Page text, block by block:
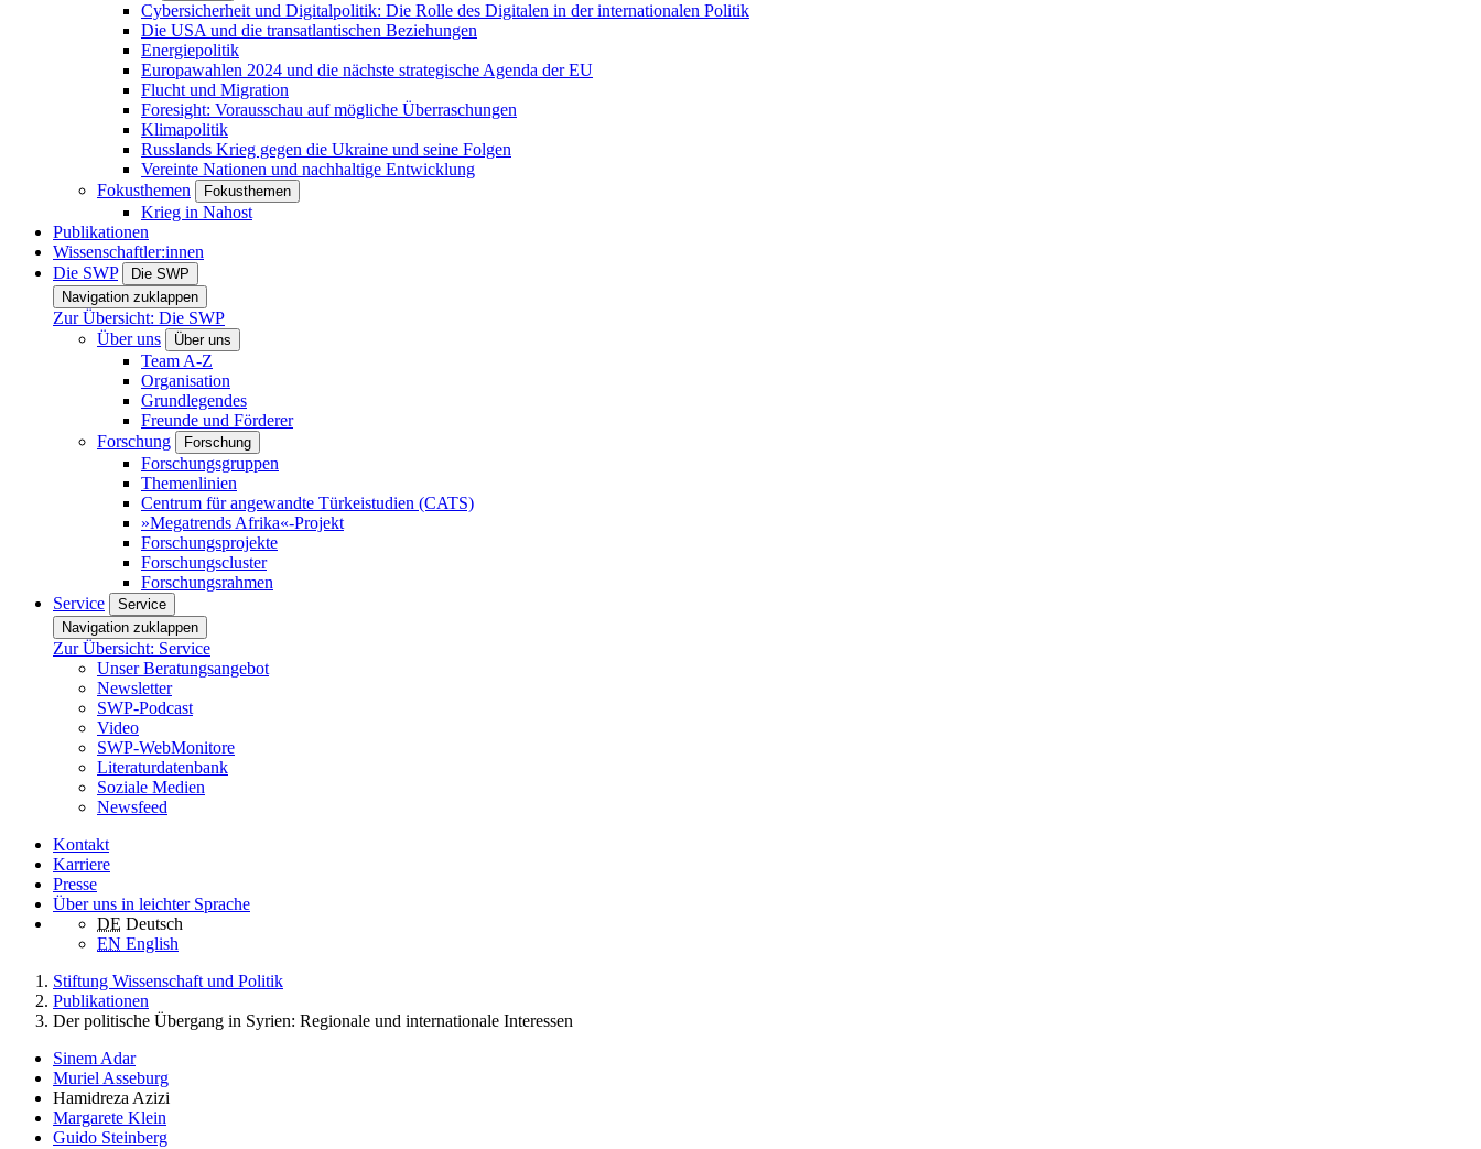
Cybersicherheit und Digitalpolitik: Die Rolle des Digitalen in der internationalen Politik
Die USA und die transatlantischen Beziehungen
Energiepolitik
Europawahlen 2024 und die nächste strategische Agenda der EU
Flucht und Migration
Foresight: Vorausschau auf mögliche Überraschungen
Klimapolitik
Russlands Krieg gegen die Ukraine und seine Folgen
Vereinte Nationen und nachhaltige Entwicklung
Fokusthemen
Fokusthemen
Krieg in Nahost
Publikationen
Wissenschaftler:innen
Die SWP
Die SWP
Navigation zuklappen
Zur Übersicht: Die SWP
Über uns
Über uns
Team A-Z
Organisation
Grundlegendes
Freunde und Förderer
Forschung
Forschung
Forschungsgruppen
Themenlinien
Centrum für angewandte Türkeistudien (CATS)
»Megatrends Afrika«-Projekt
Forschungsprojekte
Forschungscluster
Forschungsrahmen
Service
Service
Navigation zuklappen
Zur Übersicht: Service
Unser Beratungsangebot
Newsletter
SWP-Podcast
Video
SWP-WebMonitore
Literaturdatenbank
Soziale Medien
Newsfeed
Kontakt
Karriere
Presse
Über uns in leichter Sprache
DE Deutsch
EN English
Stiftung Wissenschaft und Politik
Publikationen
Der politische Übergang in Syrien: Regionale und internationale Interessen
Sinem Adar
Muriel Asseburg
Hamidreza Azizi
Margarete Klein
Guido Steinberg